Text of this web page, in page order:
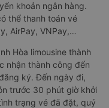
khoản ngân hàng.
thể thanh toán vé
AirPay, VNPay,…
Hòa limousine thành
nhận thành công đến
ký. Đến ngày đi,
trước 30 phút giờ khởi
trạng vé đã đặt, quý